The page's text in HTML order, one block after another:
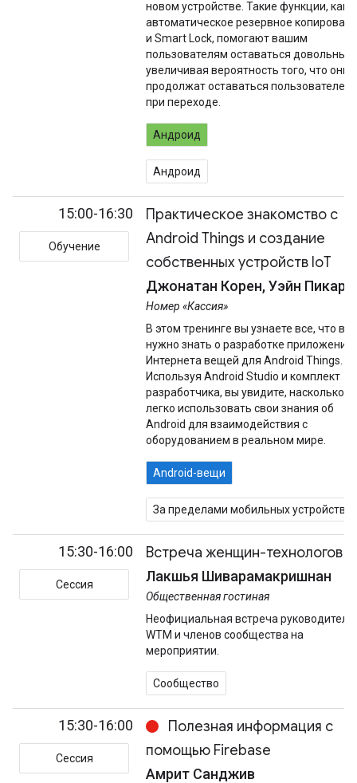
новом устройстве. Такие функции, как
автоматическое резервное
и Smart Lock, помогают вашим
пользователям оставаться
увеличивая вероятность того, что они
продолжат оставаться пользователем
при переходе.
Андроид
Андроид
15:00-16:30
Обучение
Практическое знакомство с
Android Things и создание
собственных устройств IoT
Джонатан Корен, Уэйн
Номер «Кассия»
В этом тренинге вы узнаете все, что
нужно знать о разработке приложений
Интернета вещей для Android Things.
Используя Android Studio и комплект
разработчика, вы увидите, насколько
легко использовать свои знания об
Android для взаимодействия с
оборудованием в реальном мире.
Android-вещи
За пределами мобильных устройств
15:30-16:00
Сессия
Встреча женщин-технологов
Лакшья Шиварамакришнан
Общественная гостиная
Неофициальная встреча
WTM и членов сообщества на
мероприятии.
Сообщество
15:30-16:00
Сессия
Полезная информация с
помощью Firebase
Амрит Санджив